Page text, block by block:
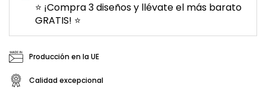
⭐ ¡Compra 3 diseños y llévate el más barato
GRATIS! ⭐
Producción en la UE
Calidad excepcional